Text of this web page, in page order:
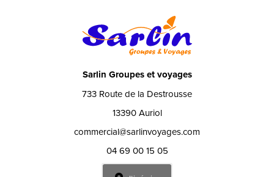
Sarlin Groupes et voyages
733 Route de la Destrousse
13390 Auriol
commercial@sarlinvoyages.com
04 69 00 15 05